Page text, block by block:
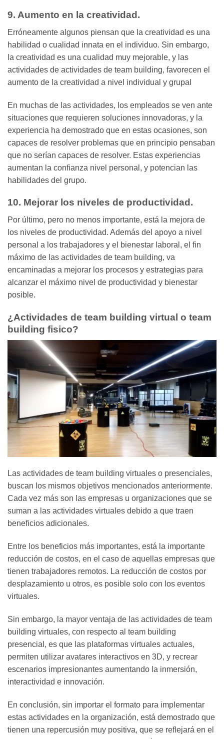
9. Aumento en la creatividad .
Erróneamente algunos piensan que la creatividad es una
habilidad o cualidad innata en el individuo. Sin embargo,
la creatividad es una cualidad muy mejorable, y las
actividades de actividades de team building, favorecen el
aumento de la creatividad a nivel individual y grupal
En muchas de las actividades, los empleados se ven ante
situaciones que requieren soluciones innovadoras, y la
experiencia ha demostrado que en estas ocasiones, son
capaces de resolver problemas que en principio pensaban
que no serían capaces de resolver. Estas experiencias
aumentan la confianza nivel personal, y potencian las
habilidades del grupo.
10. Mejorar los niveles de productividad.
Por último, pero no menos importante, está la mejora de
los niveles de productividad. Además del apoyo a nivel
personal a los trabajadores y el bienestar laboral, el fin
máximo de las actividades de team building, va
encaminadas a mejorar los procesos y estrategias para
alcanzar el máximo nivel de productividad y bienestar
posible.
¿Actividades de team building virtual o team
building fisico?
Las actividades de team building virtuales o presenciales,
buscan los mismos objetivos mencionados anteriormente.
Cada vez más son las empresas u organizaciones que se
suman a las actividades virtuales debido a que traen
beneficios adicionales.
Entre los beneficios más importantes, está la importante
reducción de costos, en el caso de aquellas empresas que
tienen trabajadores remotos. La reducción de costos por
desplazamiento u otros, es posible solo con los eventos
virtuales.
Sin embargo, la mayor ventaja de las actividades de team
building virtuales, con respecto al team building
presencial, es que las plataformas virtuales actuales,
permiten utilizar avatares interactivos en 3D, y recrear
escenarios impresionantes aumentando la inmersión,
interactividad e innovación.
En conclusión, sin importar el formato para implementar
estas actividades en la organización, está demostrado que
tienen una repercusión muy positiva, que se reflejará en el